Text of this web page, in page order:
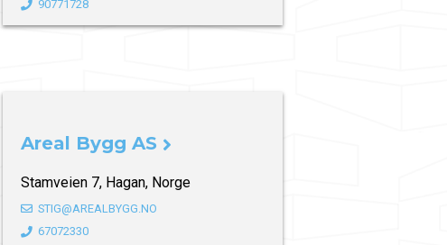
90771728
Areal Bygg AS
Stamveien 7, Hagan, Norge
STIG@AREALBYGG.NO
67072330